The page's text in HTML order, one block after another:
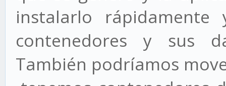
instalarlo
contenedores y sus
También podríamos